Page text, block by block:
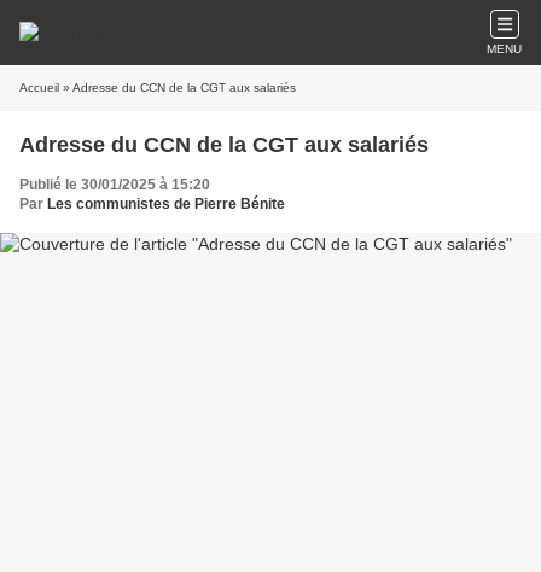
MENU
Accueil » Adresse du CCN de la CGT aux salariés
Adresse du CCN de la CGT aux salariés
Publié le 30/01/2025 à 15:20
Par Les communistes de Pierre Bénite